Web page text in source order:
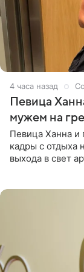
4 часа назад
Певица
мужем на
Певица Ханна и
кадры с отдыха
выхода в свет